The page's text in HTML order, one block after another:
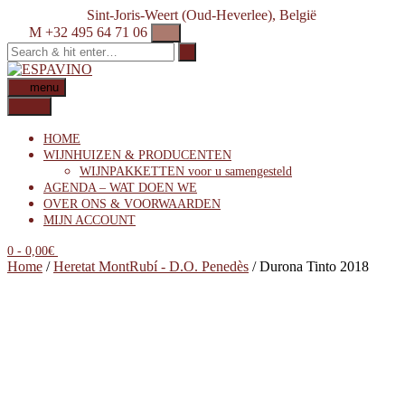
content
Sint-Joris-Weert (Oud-Heverlee), België
M +32 495 64 71 06
menu
HOME
WIJNHUIZEN & PRODUCENTEN
WIJNPAKKETTEN voor u samengesteld
AGENDA – WAT DOEN WE
OVER ONS & VOORWAARDEN
MIJN ACCOUNT
0 - 0,00€
Home /Heretat MontRubí - D.O. Penedès / Durona Tinto 2018